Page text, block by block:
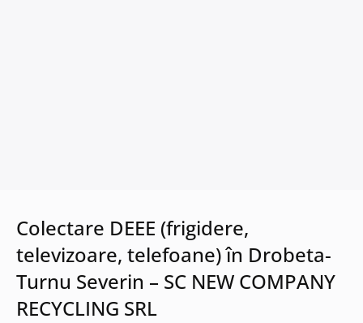
Colectare DEEE (frigidere,
televizoare, telefoane) în Drobeta-
Turnu Severin – SC NEW COMPANY
RECYCLING SRL